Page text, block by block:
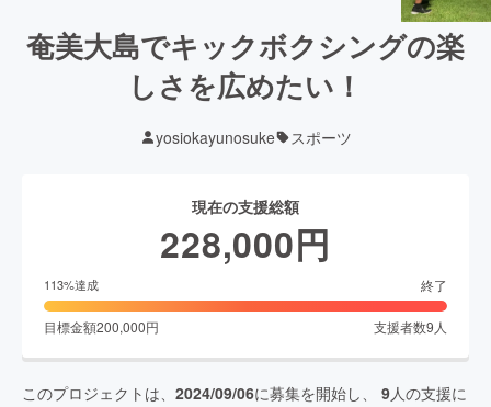
奄美大島でキックボクシングの楽
しさを広めたい！
yosiokayunosuke スポーツ
現在の支援総額
228,000円
113%達成 終了
目標金額200,000円 支援者数9 人
このプロジェクトは、 2024/09/06に募集を開始し、 9人の支援に